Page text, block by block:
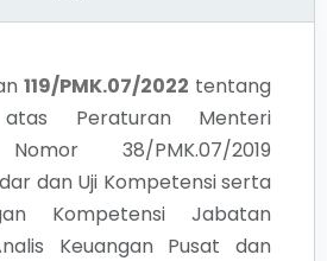
119/PMK.07/2022 tentang
atas Peraturan Menteri
38/PMK.07/2019
dan Uji Kompetensi serta
Kompetensi Jabatan
Keuangan Pusat dan